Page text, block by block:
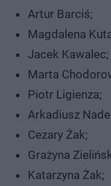
Artur Barciś;
Magdalena
Jacek Kawalec;
Marta
Piotr Ligienza;
Arkadiusz
Cezary Żak;
Grażyna
Katarzyna Żak;